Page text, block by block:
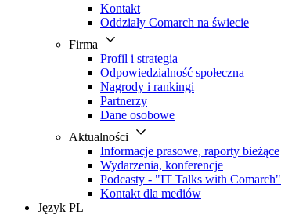
Kontakt
Oddziały Comarch na świecie
Firma
Profil i strategia
Odpowiedzialność społeczna
Nagrody i rankingi
Partnerzy
Dane osobowe
Aktualności
Informacje prasowe, raporty bieżące
Wydarzenia, konferencje
Podcasty - "IT Talks with Comarch"
Kontakt dla mediów
Język PL